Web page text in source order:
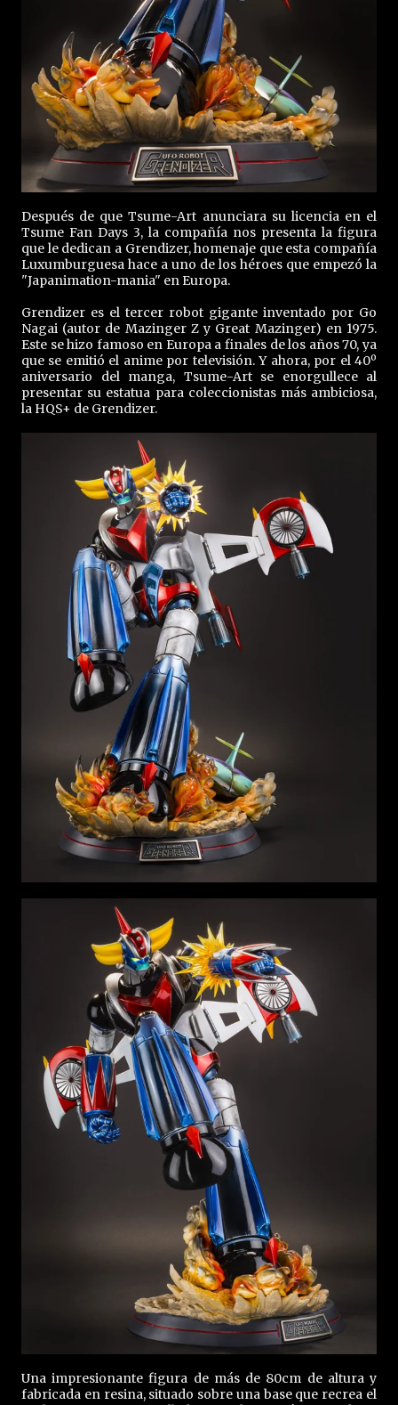
Después de que Tsume-Art anunciara su licencia en el
Tsume Fan Days 3, la compañía nos presenta la figura
que le dedican a Grendizer, homenaje que esta compañía
Luxumburguesa hace a uno de los héroes que empezó la
"Japanimation-mania" en Europa.
Grendizer es el tercer robot gigante inventado por Go
Nagai (autor de Mazinger Z y Great Mazinger) en 1975.
Este se hizo famoso en Europa a finales de los años 70, ya
que se emitió el anime por televisión. Y ahora, por el 40º
aniversario del manga, Tsume-Art se enorgullece al
presentar su estatua para coleccionistas más ambiciosa,
la HQS+ de Grendizer.
Una impresionante figura de más de 80cm de altura y
fabricada en resina, situado sobre una base que recrea el